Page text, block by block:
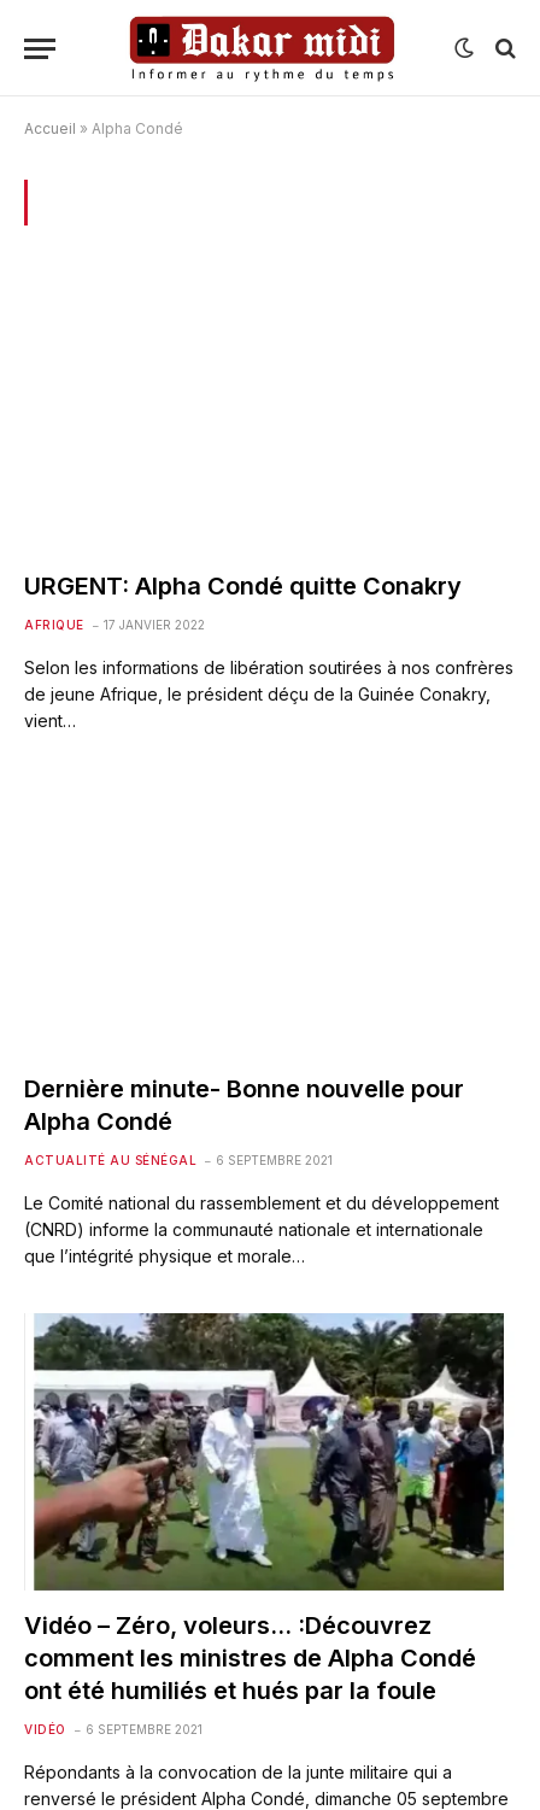
Accueil » Alpha Condé
URGENT: Alpha Condé quitte Conakry
AFRIQUE 17 JANVIER 2022
Selon les informations de libération soutirées à nos confrères
de jeune Afrique, le président déçu de la Guinée Conakry,
vient…
Dernière minute- Bonne nouvelle pour
Alpha Condé
ACTUALITÉ AU SÉNÉGAL 6 SEPTEMBRE 2021
Le Comité national du rassemblement et du développement
(CNRD) informe la communauté nationale et internationale
que l’intégrité physique et morale…
Vidéo – Zéro, voleurs… :Découvrez
comment les ministres de Alpha Condé
ont été humiliés et hués par la foule
VIDÉO 6 SEPTEMBRE 2021
Répondants à la convocation de la junte militaire qui a
renversé le président Alpha Condé, dimanche 05 septembre